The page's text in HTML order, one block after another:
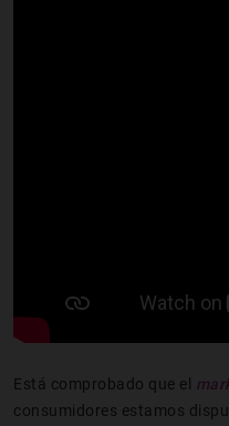
Está comprobado que el
consumidores estamos